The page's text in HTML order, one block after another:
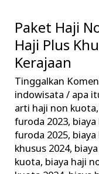
Paket Haji
Haji Plus
Kerajaan
Tinggalkan
indowisata/ apa
arti haji non kuota,
furoda 2023,
furoda 2025, biaya
khusus 2024,
kuota, biaya haji
Paket
Haji
Non
Kuota
Info
Daftar
Haji
Plus
Khusus
Furoda